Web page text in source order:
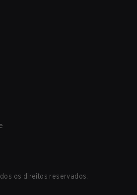
os direitos reservados.